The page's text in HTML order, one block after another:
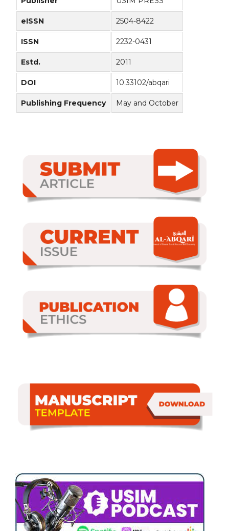
eISSN 2504-8422
ISSN 2232-0431
Estd. 2011
DOI 10.33102/abqari
Publishing Frequency May and October